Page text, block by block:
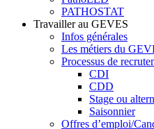
PATHOSTAT
Travailler au GEVES
Infos générales
Les métiers du
Processus de
CDI
CDD
Stage ou
Saisonnier
Offres d’emploi/